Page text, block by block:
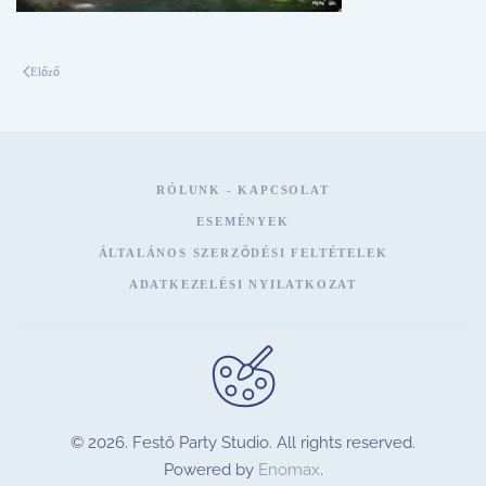
Előző
RÓLUNK - KAPCSOLAT
ESEMÉNYEK
ÁLTALÁNOS SZERZŐDÉSI FELTÉTELEK
ADATKEZELÉSI NYILATKOZAT
© 2026. Festő Party Studio. All rights reserved.
Powered by Enomax.